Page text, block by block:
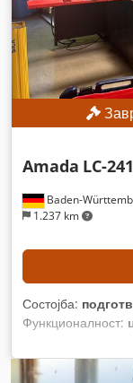
Baden-
1.237 km
Amada LC-
Состојба:
Функционалност:
,
возило:007,
дебелина на